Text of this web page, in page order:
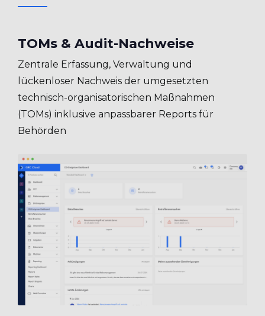
TOMs & Audit-Nachweise
Zentrale Erfassung, Verwaltung und
lückenloser Nachweis der umgesetzten
technisch-organisatorischen Maßnahmen
(TOMs) inklusive anpassbarer Reports für
Behörden